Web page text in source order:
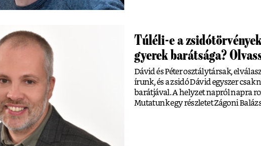
Túléli-e a
gyerek barátsága?
Dávid és Péter osztálytársak,
írunk, és a zsidó Dávid egyszer
barátjával. A helyzet napról napra
Mutatunk egy részletet Zágoni